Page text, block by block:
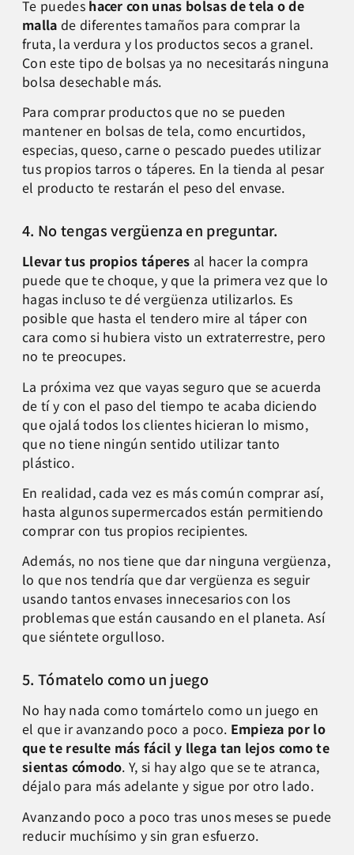
Te puedes hacer con unas bolsas de tela o de
malla de diferentes tamaños para comprar la
fruta, la verdura y los productos secos a granel.
Con este tipo de bolsas ya no necesitarás ninguna
bolsa desechable más.
Para comprar productos que no se pueden
mantener en bolsas de tela, como encurtidos,
especias, queso, carne o pescado puedes utilizar
tus propios tarros o táperes. En la tienda al pesar
el producto te restarán el peso del envase.
4. No tengas vergüenza en preguntar.
Llevar tus propios táperes al hacer la compra
puede que te choque, y que la primera vez que lo
hagas incluso te dé vergüenza utilizarlos. Es
posible que hasta el tendero mire al táper con
cara como si hubiera visto un extraterrestre, pero
no te preocupes.
La próxima vez que vayas seguro que se acuerda
de tí y con el paso del tiempo te acaba diciendo
que ojalá todos los clientes hicieran lo mismo,
que no tiene ningún sentido utilizar tanto
plástico.
En realidad, cada vez es más común comprar así,
hasta algunos supermercados están permitiendo
comprar con tus propios recipientes.
Además, no nos tiene que dar ninguna vergüenza,
lo que nos tendría que dar vergüenza es seguir
usando tantos envases innecesarios con los
problemas que están causando en el planeta. Así
que siéntete orgulloso.
5. Tómatelo como un juego
No hay nada como tomártelo como un juego en
el que ir avanzando poco a poco. Empieza por lo
que te resulte más fácil y llega tan lejos como te
sientas cómodo. Y, si hay algo que se te atranca,
déjalo para más adelante y sigue por otro lado.
Avanzando poco a poco tras unos meses se puede
reducir muchísimo y sin gran esfuerzo.